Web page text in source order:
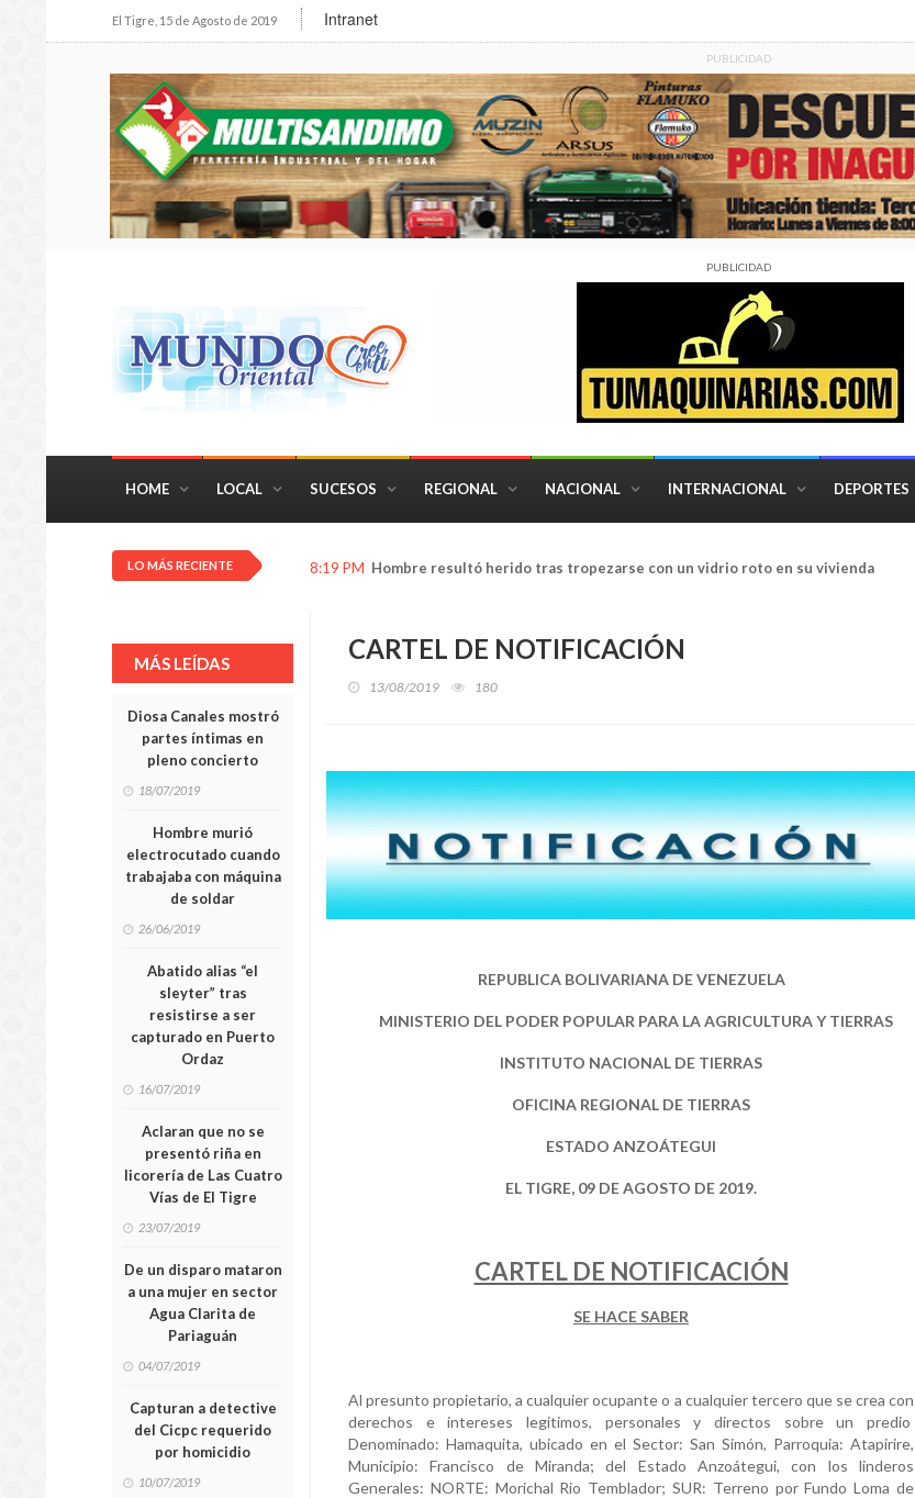
El Tigre, 15 de Agosto de 2019 Intranet
PUBLICIDAD
PUBLICIDAD
HOME LOCAL SUCESOS REGIONAL NACIONAL INTERNACIONAL DEPORTES
LO MÁS RECIENTE 8:01 PM Pareja de motorizados resultan lesionados tras accidente en El Tigre
MÁS LEÍDAS
Diosa Canales mostró
partes íntimas en
pleno concierto
18/07/2019
Hombre murió
electrocutado cuando
trabajaba con máquina
de soldar
26/06/2019
Abatido alias “el
sleyter” tras
resistirse a ser
capturado en Puerto
Ordaz
16/07/2019
Aclaran que no se
presentó riña en
licorería de Las Cuatro
Vías de El Tigre
23/07/2019
De un disparo mataron
a una mujer en sector
Agua Clarita de
Pariaguán
04/07/2019
Capturan a detective
del Cicpc requerido
por homicidio
10/07/2019
CARTEL DE NOTIFICACIÓN
13/08/2019 180
REPUBLICA BOLIVARIANA DE VENEZUELA
MINISTERIO DEL PODER POPULAR PARA LA AGRICULTURA Y TIERRAS
INSTITUTO NACIONAL DE TIERRAS
OFICINA REGIONAL DE TIERRAS
ESTADO ANZOÁTEGUI
EL TIGRE, 09 DE AGOSTO DE 2019.
CARTEL DE NOTIFICACIÓN
SE HACE SABER
Al presunto propietario, a cualquier ocupante o a cualquier tercero que se crea con
derechos e intereses legítimos, personales y directos sobre un predio
Denominado: Hamaquita, ubicado en el Sector: San Simón, Parroquia: Atapirire,
Municipio: Francisco de Miranda; del Estado Anzoátegui, con los linderos
Generales: NORTE: Morichal Rio Temblador; SUR: Terreno por Fundo Loma de